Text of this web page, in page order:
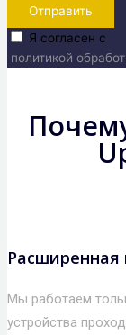
Отправить
Я согласен с
политикой
Расширенная
Мы работаем
устройства